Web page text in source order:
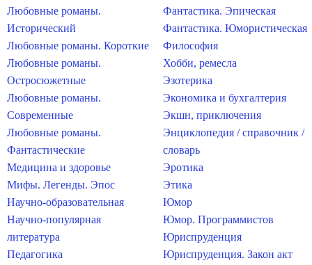
Любовные романы.
Исторический
Любовные романы. Короткие
Любовные романы.
Остросюжетные
Любовные романы.
Современные
Любовные романы.
Фантастические
Медицина и здоровье
Мифы. Легенды. Эпос
Научно-образовательная
Научно-популярная
литература
Педагогика
Фантастика. Эпическая
Фантастика. Юмористическая
Философия
Хобби, ремесла
Эзотерика
Экономика и бухгалтерия
Экшн, приключения
Энциклопедия / справочник /
словарь
Эротика
Этика
Юмор
Юмор. Программистов
Юриспруденция
Юриспруденция. Закон акт